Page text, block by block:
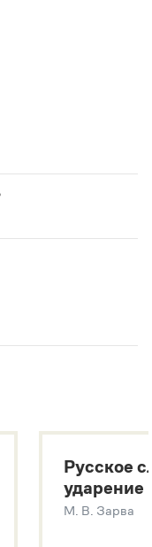
собрана вся
SaluteSpeech
Русское
ударение
М. В. Зарва